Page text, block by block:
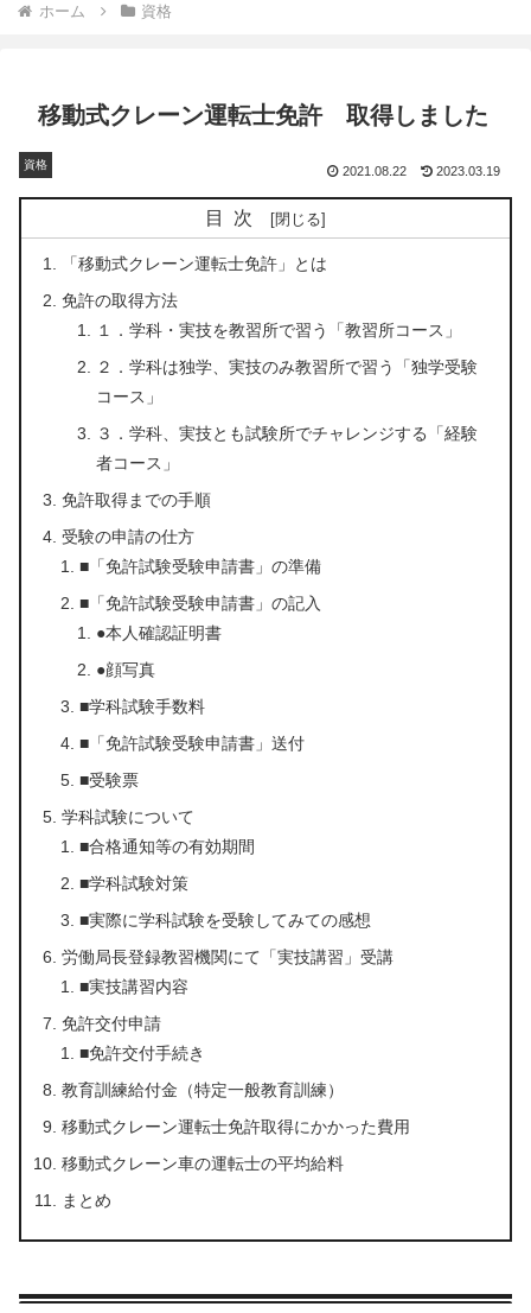
ホーム 資格
移動式クレーン運転士免許 取得しました
資格
2021.08.22 2023.03.19
目次
「移動式クレーン運転士免許」とは
免許の取得方法
１．学科・実技を教習所で習う「教習所コース」
２．学科は独学、実技のみ教習所で習う「独学受験
コース」
３．学科、実技とも試験所でチャレンジする「経験
者コース」
免許取得までの手順
受験の申請の仕方
■「免許試験受験申請書」の準備
■「免許試験受験申請書」の記入
●本人確認証明書
●顔写真
■学科試験手数料
■「免許試験受験申請書」送付
■受験票
学科試験について
■合格通知等の有効期間
■学科試験対策
■実際に学科試験を受験してみての感想
労働局長登録教習機関にて「実技講習」受講
■実技講習内容
免許交付申請
■免許交付手続き
教育訓練給付金（特定一般教育訓練）
移動式クレーン運転士免許取得にかかった費用
移動式クレーン車の運転士の平均給料
まとめ